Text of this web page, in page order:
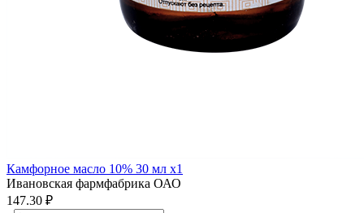
Камфорное масло 10% 30 мл x1
Ивановская фармфабрика ОАО
147.30 ₽